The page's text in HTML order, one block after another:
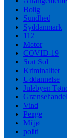
Bolig
Sundhed
Syddanmark
112
Motor
COVID-19
Sort Sol
Kriminalitet
Uddannelse
Julebyen
Grænsehandel
Vind
Penge
Miljø
politi